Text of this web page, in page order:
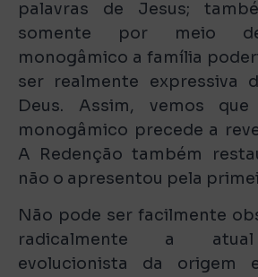
palavras de Jesus;
somente por meio
monogâmico a família
ser realmente expressiva
Deus. Assim, vemos
monogâmico precede a
A Redenção também
não o apresentou pela
Não pode ser facilmente
radicalmente a atual
evolucionista da origem